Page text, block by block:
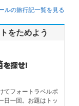
ルの旅行記一覧を見る
をためよう
てフォートラベルポ
日一回。お題はトッ